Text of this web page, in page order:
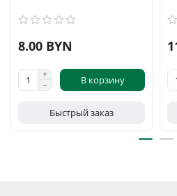
8.00 BYN
В корзину
Быстрый заказ